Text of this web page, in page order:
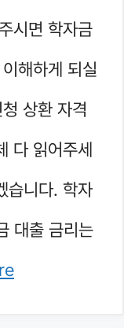
시면 학자금
해하게 되실
상환 자격
다 읽어주세
습니다. 학자
대출 금리는